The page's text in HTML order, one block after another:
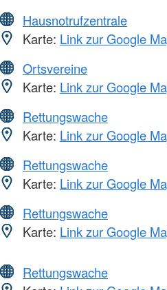
Hausnotrufzentrale
Karte: Link zur Google
Ortsvereine
Karte: Link zur Google
Rettungswache
Karte: Link zur Google
Rettungswache
Karte: Link zur Google
Rettungswache
Karte: Link zur Google
Rettungswache